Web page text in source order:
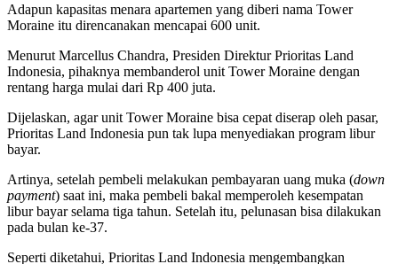
Adapun kapasitas menara apartemen yang diberi nama Tower
Moraine itu direncanakan mencapai 600 unit.
Menurut Marcellus Chandra, Presiden Direktur Prioritas Land
Indonesia, pihaknya membanderol unit Tower Moraine dengan
rentang harga mulai dari Rp 400 juta.
Dijelaskan, agar unit Tower Moraine bisa cepat diserap oleh pasar,
Prioritas Land Indonesia pun tak lupa menyediakan program libur
bayar.
Artinya, setelah pembeli melakukan pembayaran uang muka (down
payment) saat ini, maka pembeli bakal memperoleh kesempatan
libur bayar selama tiga tahun. Setelah itu, pelunasan bisa dilakukan
pada bulan ke-37.
Seperti diketahui, Prioritas Land Indonesia mengembangkan